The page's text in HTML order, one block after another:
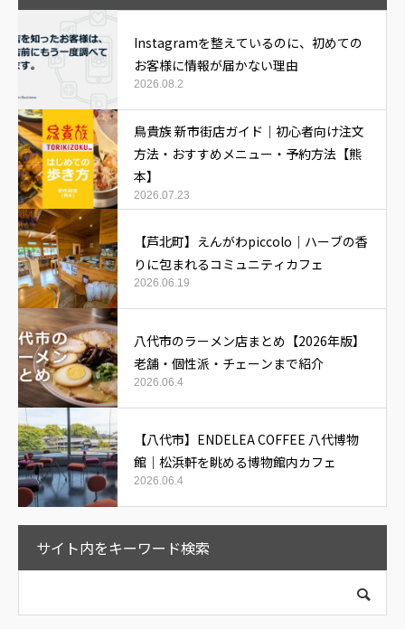
Instagramを整えているのに、初めての
お客様に情報が届かない理由
2026.08.2
鳥貴族 新市街店ガイド｜初心者向け注文
方法・おすすめメニュー・予約方法【熊
本】
2026.07.23
【芦北町】えんがわpiccolo｜ハーブの香
りに包まれるコミュニティカフェ
2026.06.19
八代市のラーメン店まとめ【2026年版】
老舗・個性派・チェーンまで紹介
2026.06.4
【八代市】ENDELEA COFFEE 八代博物
館｜松浜軒を眺める博物館内カフェ
2026.06.4
サイト内をキーワード検索